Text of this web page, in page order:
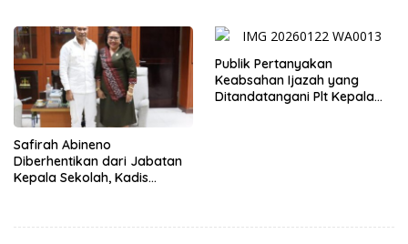
Safirah Abineno
Diberhentikan dari Jabatan
Kepala Sekolah, Kadis
Publik Pertanyakan
Keabsahan Ijazah yang
Ditandatangani Plt Kepala